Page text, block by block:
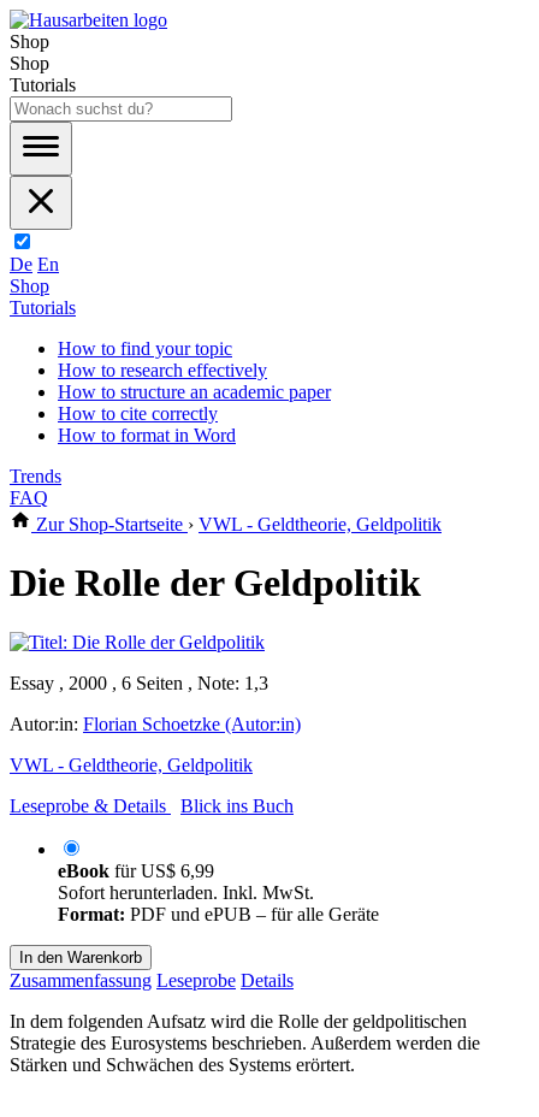
Shop
Shop
Tutorials
De En
Shop
Tutorials
How to find your topic
How to research effectively
How to structure an academic paper
How to cite correctly
How to format in Word
Trends
FAQ
Zur Shop-Startseite › VWL - Geldtheorie, Geldpolitik
Die Rolle der Geldpolitik
Essay , 2000 , 6 Seiten , Note: 1,3
Autor:in: Florian Schoetzke (Autor:in)
VWL - Geldtheorie, Geldpolitik
Leseprobe & Details
Blick ins Buch
eBook fürUS$ 6,99
Sofort herunterladen. Inkl. MwSt.
Format: PDF und ePUB – für alle Geräte
In den Warenkorb
Zusammenfassung Leseprobe Details
In dem folgenden Aufsatz wird die Rolle der geldpolitischen
Strategie des Eurosystems beschrieben. Außerdem werden die
Stärken und Schwächen des Systems erörtert.